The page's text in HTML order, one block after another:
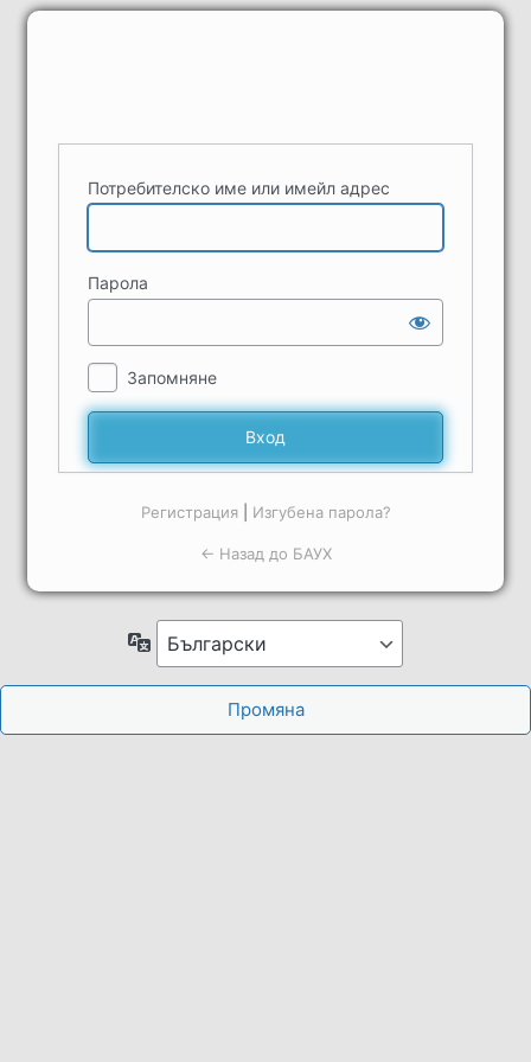
Вход
Потребителско име или имейл адрес
Парола
Запомняне
Регистрация| Изгубена парола?
← Назад до БАУХ
Език